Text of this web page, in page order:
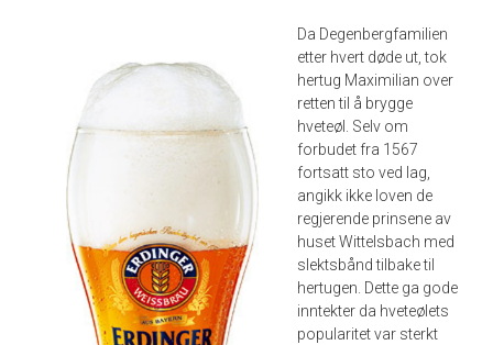
Da Degenbergfamilien
etter hvert døde ut, tok
hertug Maximilian over
retten til å brygge
hveteøl. Selv om
forbudet fra 1567
fortsatt sto ved lag,
angikk ikke loven de
regjerende prinsene av
huset Wittelsbach med
slektsbånd tilbake til
hertugen. Dette ga gode
inntekter da hveteølets
popularitet var sterkt